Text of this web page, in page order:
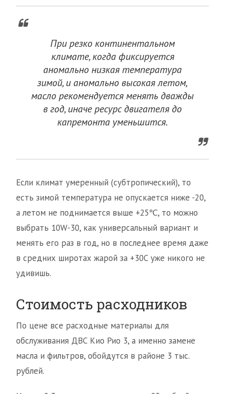
При резко континентальном
климате, когда фиксируется
аномально низкая температура
зимой, и аномально высокая летом,
масло рекомендуется менять дважды
в год, иначе ресурс двигателя до
капремонта уменьшится.
Если климат умеренный (субтропический), то
есть зимой температура не опускается ниже -20,
а летом не поднимается выше +25℃, то можно
выбрать 10W-30, как универсальный вариант и
менять его раз в год, но в последнее время даже
в средних широтах жарой за +30С уже никого не
удивишь.
Стоимость расходников
По цене все расходные материалы для
обслуживания ДВС Кио Рио 3, а именно замене
масла и фильтров, обойдутся в районе 3 тыс.
рублей.